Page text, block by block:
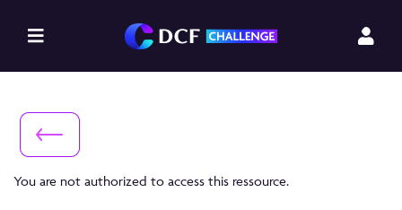
You are not authorized to access this ressource.